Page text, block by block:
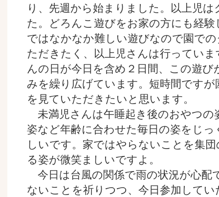
り、先週から始まりました。以上児
た。どろんこ遊びをお家の方にも経
ではなかなか難しい遊びなので園で
ただきたく、以上児さんは行ってい
んの日が今日を含め２日間、この遊
みを繰り広げています。短時間です
を見ていただきたいと思います。
未満児さんは午睡起き後のおやつの
姿など年齢に合わせた毎日の姿をじ
しいです。家ではやらないことを集
る姿が微笑ましいですよ。
今日は台風の関係で雨の状況が心配
ないことを祈りつつ、今日参加して